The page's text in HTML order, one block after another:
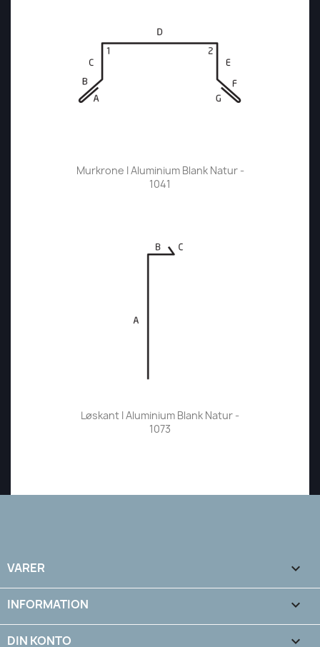
Murkrone I Aluminium Blank Natur -
1041
Løskant I Aluminium Blank Natur -
1073
VARER 
INFORMATION 
DIN KONTO 